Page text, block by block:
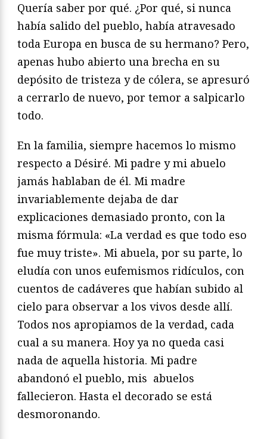
Quería saber por qué. ¿Por qué, si nunca
había salido del pueblo, había atravesado
toda Europa en busca de su hermano? Pero,
apenas hubo abierto una brecha en su
depósito de tristeza y de cólera, se apresuró
a cerrarlo de nuevo, por temor a salpicarlo
todo.
En la familia, siempre hacemos lo mismo
respecto a Désiré. Mi padre y mi abuelo
jamás hablaban de él. Mi madre
invariablemente dejaba de dar
explicaciones demasiado pronto, con la
misma fórmula: «La verdad es que todo eso
fue muy triste». Mi abuela, por su parte, lo
eludía con unos eufemismos ridículos, con
cuentos de cadáveres que habían subido al
cielo para observar a los vivos desde allí.
Todos nos apropiamos de la verdad, cada
cual a su manera. Hoy ya no queda casi
nada de aquella historia. Mi padre
abandonó el pueblo, mis abuelos
fallecieron. Hasta el decorado se está
desmoronando.